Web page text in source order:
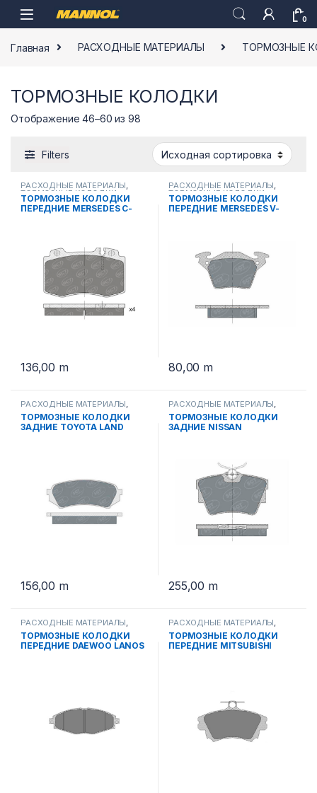
Skip to navigation
Skip to content
0
Главная РАСХОДНЫЕ МАТЕРИАЛЫ ТОРМОЗНЫЕ
ТОРМОЗНЫЕ КОЛОДКИ
Отображение 46–60 из 98
Filters
РАСХОДНЫЕ МАТЕРИАЛЫ,
ТОРМОЗНЫЕ КОЛОДКИ
ТОРМОЗНЫЕ КОЛОДКИ
ПЕРЕДНИЕ MERSEDES C-
136,00 m
РАСХОДНЫЕ МАТЕРИАЛЫ,
ТОРМОЗНЫЕ КОЛОДКИ
ТОРМОЗНЫЕ КОЛОДКИ
ПЕРЕДНИЕ MERSEDES V-
80,00 m
РАСХОДНЫЕ МАТЕРИАЛЫ,
ТОРМОЗНЫЕ КОЛОДКИ
ТОРМОЗНЫЕ КОЛОДКИ
ЗАДНИЕ TOYOTA LAND
156,00 m
РАСХОДНЫЕ МАТЕРИАЛЫ,
ТОРМОЗНЫЕ КОЛОДКИ
ТОРМОЗНЫЕ КОЛОДКИ
ЗАДНИЕ NISSAN
255,00 m
РАСХОДНЫЕ МАТЕРИАЛЫ,
ТОРМОЗНЫЕ КОЛОДКИ
ТОРМОЗНЫЕ КОЛОДКИ
ПЕРЕДНИЕ DAEWOO LANOS
РАСХОДНЫЕ МАТЕРИАЛЫ,
ТОРМОЗНЫЕ КОЛОДКИ
ТОРМОЗНЫЕ КОЛОДКИ
ПЕРЕДНИЕ MITSUBISHI